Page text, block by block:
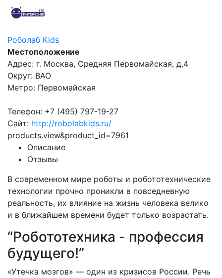
Роболаб Kids
Местоположение
Адрес: г. Москва, Средняя Первомайская, д.4
Округ: ВАО
Метро: Первомайская
Телефон: +7 (495) 797-19-27
Сайт: http://robolabkids.ru/
products.view&product_id=7961
Описание
Отзывы
В современном мире роботы и робототехнические
технологии прочно проникли в повседневную
реальность, их влияние на жизнь человека велико
и в ближайшем времени будет только возрастать.
“Робототехника - профессия
будущего!”
«Утечка мозгов» — один из кризисов России. Речь